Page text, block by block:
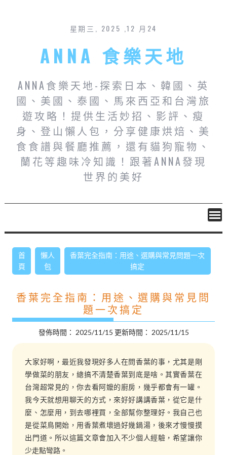
星期三, 2025 ,12 月24
ANNA 食樂天地
ANNA食樂天地-探索日本、韓國、英
國、美國、泰國、馬來西亞和台灣旅
遊攻略！提供生活妙招、影評、瘦
身、登山懶人包，分享健康烘焙、美
食食譜與餐廳推薦，還有貓狗寵物、
蘭花等趣味冷知識！跟著ANNA發現
世界的美好
首
頁
懶人
包
香葉完全指南：用途、選購與常見問題一次
搞定
香葉完全指南：用途、選購與常見問
題一次搞定
發佈時間： 2025/11/15 更新時間： 2025/11/15
大家好啊，最近我發現好多人在問香葉的事，尤其是剛
學做菜的朋友，總搞不清楚香葉到底是啥。其實香葉在
台灣超常見的，你去看阿嬤的廚房，幾乎都會有一罐。
我今天就想用聊天的方式，來好好講講香葉，從它是什
麼、怎麼用，到去哪裡買，全部幫你整理好。我自己也
是從菜鳥開始，用香葉煮壞過好幾鍋湯，後來才慢慢摸
出門道。所以這篇文章會加入不少個人經驗，希望讓你
少走點彎路。